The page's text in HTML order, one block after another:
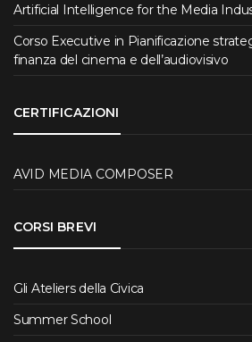
Artificial Intelligence for the Media
Corso Executive in Pianificazione
finanza del cinema e dell’audiovisivo
CERTIFICAZIONI
AVID MEDIA COMPOSER
CORSI BREVI
Gli Ateliers della Civica
Summer School